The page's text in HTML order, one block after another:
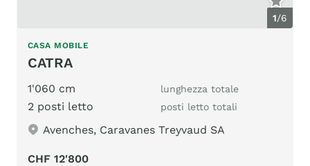
1/6
CASA MOBILE
CATRA
1'060 cm lunghezza totale
2 posti letto posti letto totali
Avenches, Caravanes Treyvaud SA
CHF 12'800